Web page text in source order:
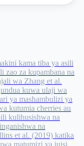
kama tiba ya asili
zao za kupambana na
wa Zhang et al.
kuwa ulaji wa
ya mashambulizi ya
kutumia cherries au
kulihusishwa na
na
et al. (2019) katika